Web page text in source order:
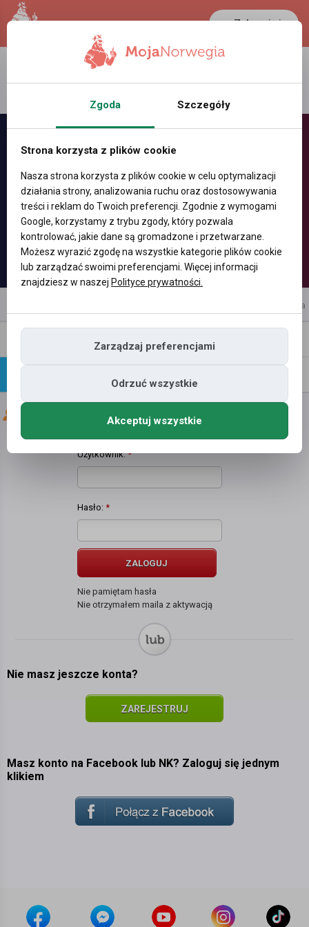
Zaloguj się
LANCASTER
26.5 °C 0.3865 PLN
reklama
wiadomość
Użytkownik:*
Hasło: *
ZALOGUJ
Nie pamiętam hasła
Nie otrzymałem maila z aktywacją
Nie masz jeszcze konta?
ZAREJESTRUJ
Masz konto na Facebook lub NK? Zaloguj się jednym
klikiem
Zgoda Szczegóły
Strona korzysta z plików cookie
Nasza strona korzysta z plików cookie w celu optymalizacji
działania strony, analizowania ruchu oraz dostosowywania
treści i reklam do Twoich preferencji. Zgodnie z wymogami
Google, korzystamy z trybu zgody, który pozwala
kontrolować, jakie dane są gromadzone i przetwarzane.
Możesz wyrazić zgodę na wszystkie kategorie plików cookie
lub zarządzać swoimi preferencjami. Więcej informacji
znajdziesz w naszej Polityce prywatności.
Zarządzaj preferencjami
Odrzuć wszystkie
Akceptuj wszystkie